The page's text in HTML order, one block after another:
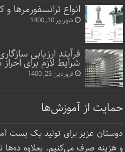
انواع ترانسفورمرها و
شهریور 10, 1400
فرآیند ارزیابی
شرایط لازم برای
فروردین 23, 1400
حمایت از آموزش‌ها
دوستان عزیز برای تولید یک پست
و هزینه صرف می‌کنیم. بعلاوه ده‌ها